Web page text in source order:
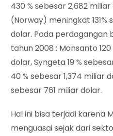
430 % sebesar 2,682
(Norway) meningkat 131%
dolar. Pada perdagangan
tahun 2008 : Monsanto
dolar, Syngeta 19 %
40 % sebesar 1,374 miliar
sebesar 761 miliar dolar.
Hal ini bisa terjadi karena
menguasai sejak dari